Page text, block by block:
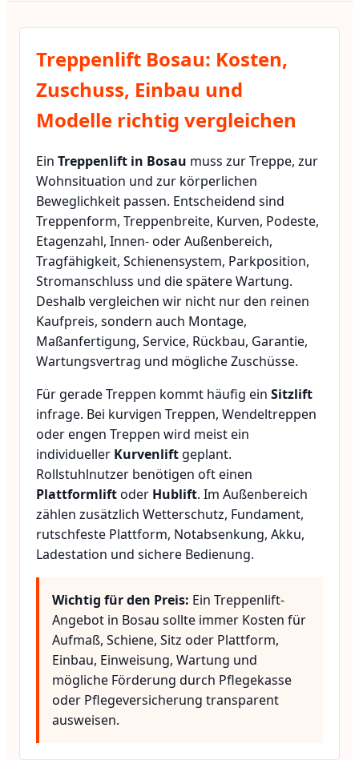
Treppenlift Bosau: Kosten,
Zuschuss, Einbau und
Modelle richtig vergleichen
Ein Treppenlift in Bosau muss zur Treppe, zur
Wohnsituation und zur körperlichen
Beweglichkeit passen. Entscheidend sind
Treppenform, Treppenbreite, Kurven, Podeste,
Etagenzahl, Innen- oder Außenbereich,
Tragfähigkeit, Schienensystem, Parkposition,
Stromanschluss und die spätere Wartung.
Deshalb vergleichen wir nicht nur den reinen
Kaufpreis, sondern auch Montage,
Maßanfertigung, Service, Rückbau, Garantie,
Wartungsvertrag und mögliche Zuschüsse.
Für gerade Treppen kommt häufig ein Sitzlift
infrage. Bei kurvigen Treppen, Wendeltreppen
oder engen Treppen wird meist ein
individueller Kurvenlift geplant.
Rollstuhlnutzer benötigen oft einen
Plattformliftoder Hublift. Im Außenbereich
zählen zusätzlich Wetterschutz, Fundament,
rutschfeste Plattform, Notabsenkung, Akku,
Ladestation und sichere Bedienung.
Wichtig für den Preis: Ein Treppenlift-
Angebot in Bosau sollte immer Kosten für
Aufmaß, Schiene, Sitz oder Plattform,
Einbau, Einweisung, Wartung und
mögliche Förderung durch Pflegekasse
oder Pflegeversicherung transparent
ausweisen.